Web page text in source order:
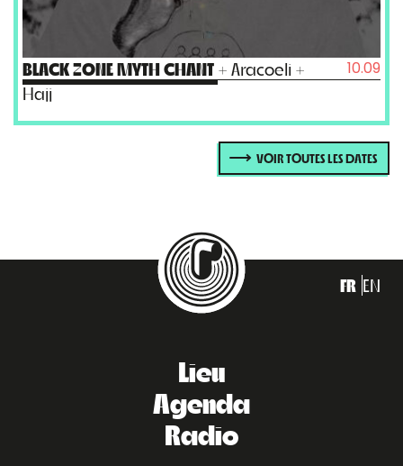
BLACK ZONE MYTH CHANT + Aracoeli +
Hajj
10.09
VOIR TOUTES LES DATES
FR EN
Lieu
Agenda
Radio